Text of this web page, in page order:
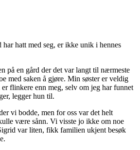
hatt med seg, er ikke unik i hennes
på en gård der det var langt til nærmeste
med saken å gjøre. Min søster er veldig
flinkere enn meg, selv om jeg har funnet
legger hun til.
vi bodde, men for oss var det helt
være sånn. Vi visste jo ikke om noe
var liten, fikk familien ukjent besøk